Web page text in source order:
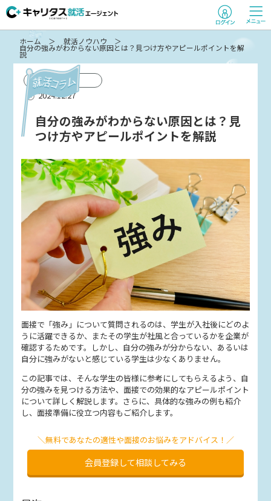
ホーム 就活ノウハウ
自分の強みがわからない原因とは？見つけ方やアピールポイントを解
説
コラム
2024.12.27
自分の強みがわからない原因とは？見
つけ方やアピールポイントを解説
面接で「強み」について質問されるのは、学生が入社後にどのよ
うに活躍できるか、またその学生が社風と合っているかを企業が
確認するためです。しかし、自分の強みが分からない、あるいは
自分に強みがないと感じている学生は少なくありません。
この記事では、そんな学生の皆様に参考にしてもらえるよう、自
分の強みを見つける方法や、面接での効果的なアピールポイント
について詳しく解説します。さらに、具体的な強みの例も紹介
し、面接準備に役立つ内容もご紹介します。
＼無料であなたの適性や面接のお悩みをアドバイス！／
会員登録して相談してみる